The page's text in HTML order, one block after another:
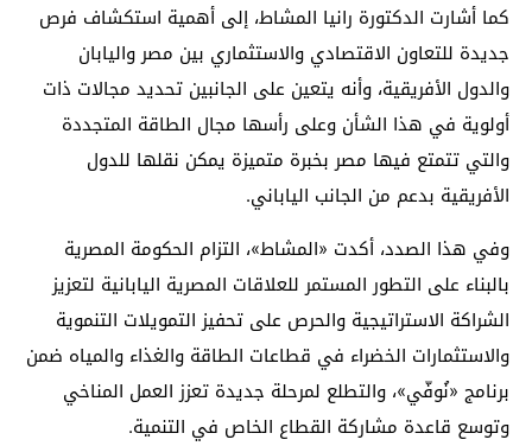
كما أشارت الدكتورة رانيا المشاط، إلى أهمية استكشاف فرص
جديدة للتعاون الاقتصادي والاستثماري بين مصر واليابان
والدول الأفريقية، وأنه يتعين على الجانبين تحديد مجالات ذات
أولوية في هذا الشأن وعلى رأسها مجال الطاقة المتجددة
والتي تتمتع فيها مصر بخبرة متميزة يمكن نقلها للدول
الأفريقية بدعم من الجانب الياباني.
وفي هذا الصدد، أكدت «المشاط»، التزام الحكومة المصرية
بالبناء على التطور المستمر للعلاقات المصرية اليابانية لتعزيز
الشراكة الاستراتيجية والحرص على تحفيز التمويلات التنموية
والاستثمارات الخضراء في قطاعات الطاقة والغذاء والمياه ضمن
برنامج «نُوفّي»، والتطلع لمرحلة جديدة تعزز العمل المناخي
وتوسع قاعدة مشاركة القطاع الخاص في التنمية.